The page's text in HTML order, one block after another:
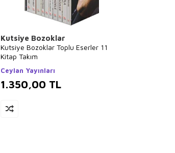
Kutsiye Bozoklar
Kutsiye Bozoklar Toplu Eserler 11
Kitap Takım
Ceylan Yayınları
1.350,00 TL